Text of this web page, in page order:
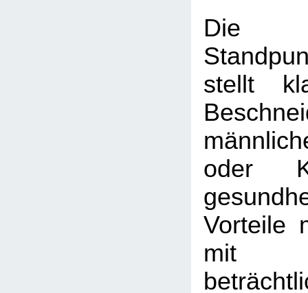
Die
stellt
oder
Vorteile
mit